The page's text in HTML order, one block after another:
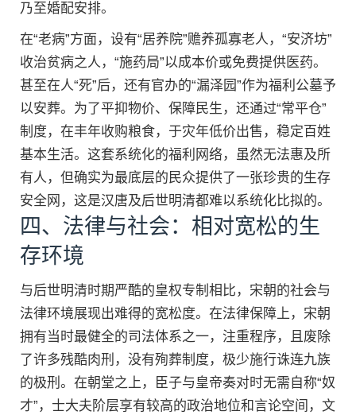
乃至婚配安排。
在“老病”方面，设有“居养院”赡养孤寡老人，“安济坊”
收治贫病之人，“施药局”以成本价或免费提供医药。
甚至在人“死”后，还有官办的“漏泽园”作为福利公墓予
以安葬。为了平抑物价、保障民生，还通过“常平仓”
制度，在丰年收购粮食，于灾年低价出售，稳定百姓
基本生活。这套系统化的福利网络，虽然无法惠及所
有人，但确实为最底层的民众提供了一张珍贵的生存
安全网，这是汉唐及后世明清都难以系统化比拟的。
四、法律与社会：相对宽松的生
存环境
与后世明清时期严酷的皇权专制相比，宋朝的社会与
法律环境展现出难得的宽松度。在法律保障上，宋朝
拥有当时最健全的司法体系之一，注重程序，且废除
了许多残酷肉刑，没有殉葬制度，极少施行诛连九族
的极刑。在朝堂之上，臣子与皇帝奏对时无需自称“奴
才”，士大夫阶层享有较高的政治地位和言论空间，文